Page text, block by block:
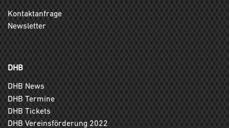
Kontaktanfrage
Newsletter
DHB
DHB News
DHB Termine
DHB Tickets
DHB Vereinsförderung 2022